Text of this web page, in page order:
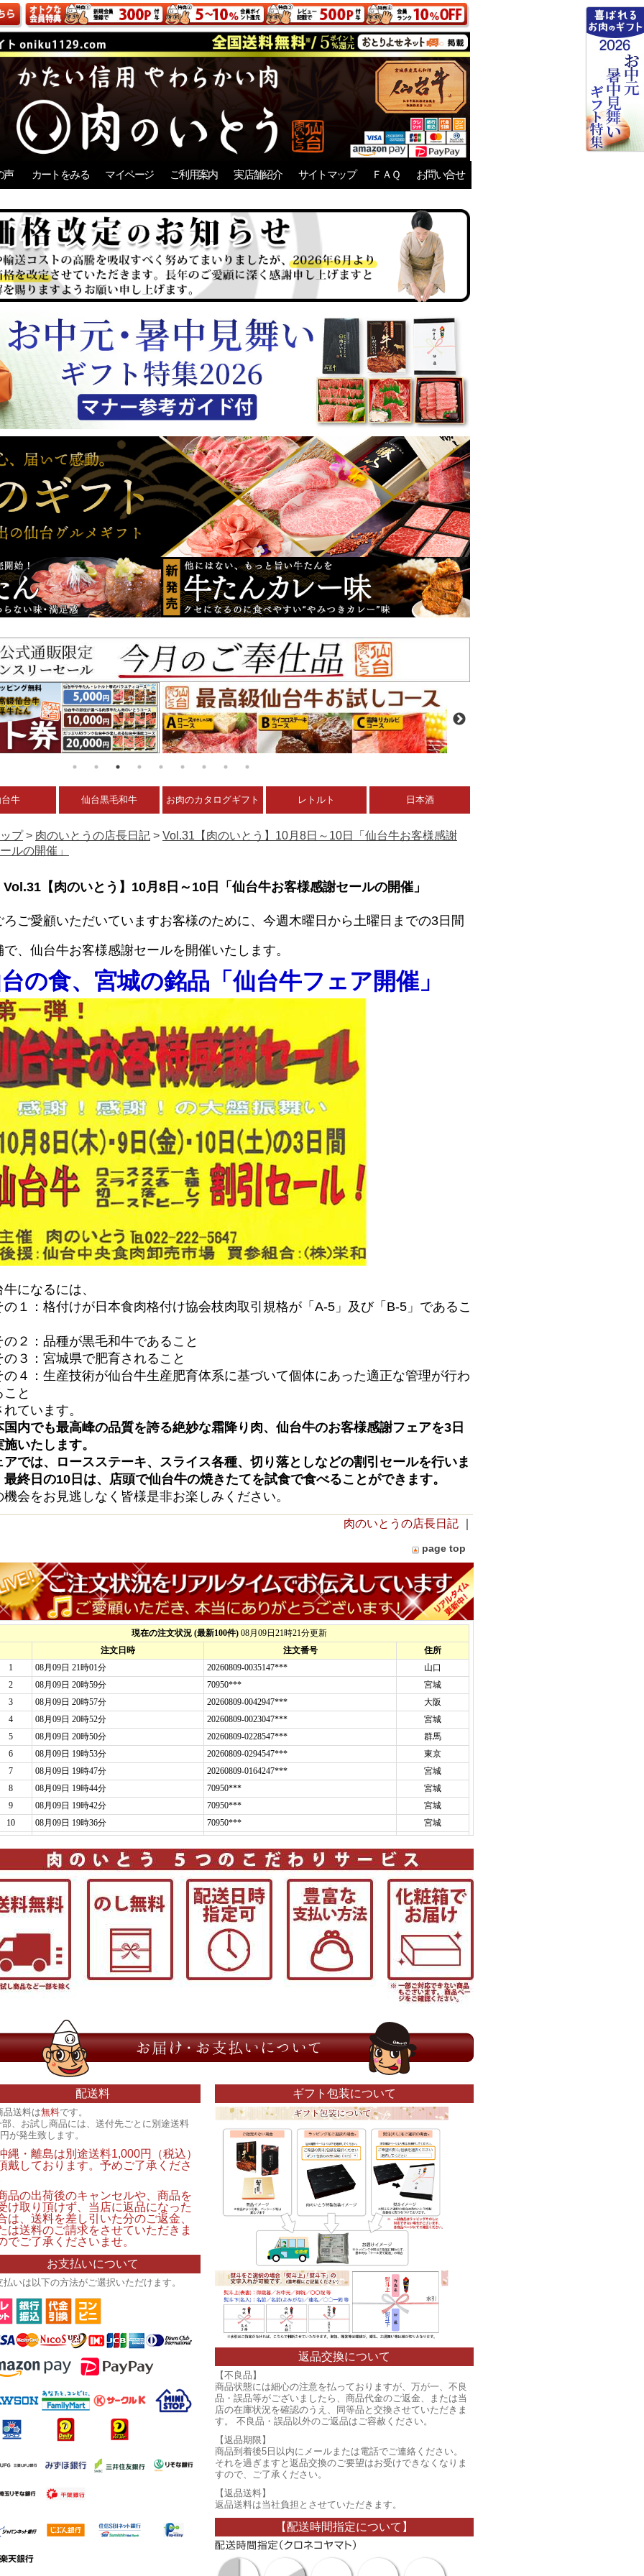
声 カートをみる マイページ ご利用案内 実店舗紹介 サイトマップ ＦＡＱ お問い合せ
牛 仙台黒毛和牛 お肉のカタログギフト レトルト 日本酒
プ> 肉のいとうの店長日記 > Vol.31【肉のいとう】10月8日～10日「仙台牛お客様感謝
ルの開催」
Vol.31【肉のいとう】10月8日～10日「仙台牛お客様感謝セールの開催」
ろご愛顧いただいていますお客様のために、今週木曜日から土曜日までの3日間
で、仙台牛お客様感謝セールを開催いたします。
の食、宮城の銘品「仙台牛フェア開催」
になるには、
の１：格付けが日本食肉格付け協会枝肉取引規格が「A-5」及び「B-5」であるこ
の２：品種が黒毛和牛であること
の３：宮城県で肥育されること
の４：生産技術が仙台牛生産肥育体系に基づいて個体にあった適正な管理が行わ
こと
ています。
国内でも最高峰の品質を誇る絶妙な霜降り肉、仙台牛のお客様感謝フェアを3日
いたします。
アでは、ロースステーキ、スライス各種、切り落としなどの割引セールを行いま
最終日の10日は、店頭で仙台牛の焼きたてを試食で食べることができます。
機会をお見逃しなく皆様是非お楽しみください。
肉のいとうの店長日記
page top
配送料
品送料は無料です。
、お試し商品には、送付先ごとに別途送料
が発生致します。
縄・離島は別途送料1,000円（税込）
戴しております。予めご了承くださ
品の出荷後のキャンセルや、商品を
け取り頂けず、当店に返品になった
は、送料を差し引いた分のご返金、
は送料のご請求をさせていただきま
でご了承くださいませ。
お支払いについて
払いは以下の方法がご選択いただけます。
ギフト包装について
返品交換について
【不良品】
商品状態には細心の注意を払っておりますが、万が一、不良
品・誤品等がございましたら、商品代金のご返金、または当
店の在庫状況を確認のうえ、同等品と交換させていただきま
す。 不良品・誤品以外のご返品はご容赦ください。
【返品期限】
商品到着後5日以内にメールまたは電話でご連絡ください。
それを過ぎますと返品交換のご要望はお受けできなくなりま
すので、ご了承ください。
【返品送料】
返品送料は当社負担とさせていただきます。
【配送時間指定について】